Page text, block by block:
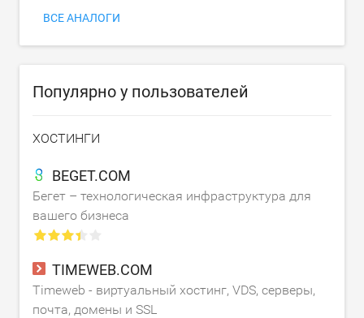
ВСЕ АНАЛОГИ
Популярно у пользователей
ХОСТИНГИ
BEGET.COM
Бегет – технологическая инфраструктура для
вашего бизнеса
TIMEWEB.COM
Timeweb - виртуальный хостинг, VDS, серверы,
почта, домены и SSL